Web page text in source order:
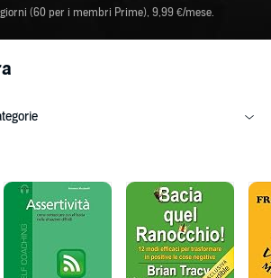
(60 per i membri Prime), 9,99 €/mese.